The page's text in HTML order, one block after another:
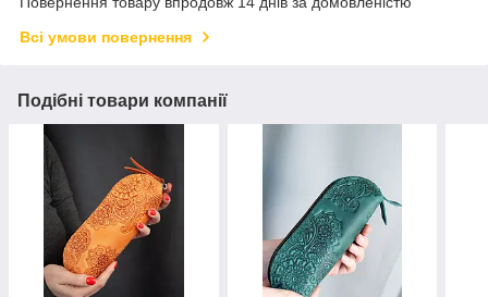
Всі умови повернення
Подібні товари компанії